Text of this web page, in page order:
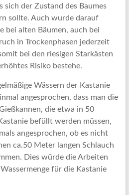
sich der Zustand des Baumes
sollte. Auch wurde darauf
bei alten Bäumen, auch bei
in Trockenphasen jederzeit
bei den riesigen Starkästen
Risiko bestehe.
Wässern der Kastanie
angesprochen, dass man die
die etwa in 50
befüllt werden müssen,
angesprochen, ob es nicht
ca.50 Meter langen Schlauch
Dies würde die Arbeiten
für die Kastanie